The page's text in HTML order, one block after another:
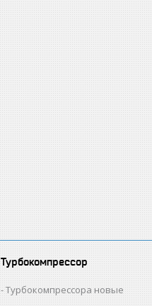
Турбокомпрессор
Турбокомпрессора новые